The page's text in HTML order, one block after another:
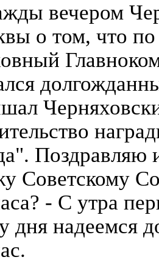
вечером
о том, что по
Советскому
- С утра
дня надеемся